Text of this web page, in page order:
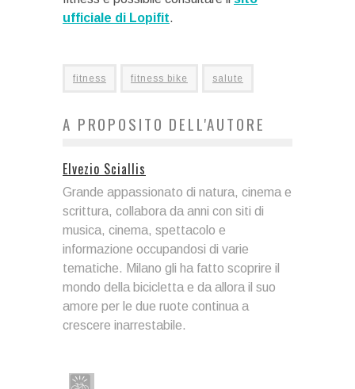
ufficiale di Lopifit.
fitness fitness bike salute
A PROPOSITO DELL'AUTORE
Elvezio Sciallis
Grande appassionato di natura, cinema e
scrittura, collabora da anni con siti di
musica, cinema, spettacolo e
informazione occupandosi di varie
tematiche. Milano gli ha fatto scoprire il
mondo della bicicletta e da allora il suo
amore per le due ruote continua a
crescere inarrestabile.